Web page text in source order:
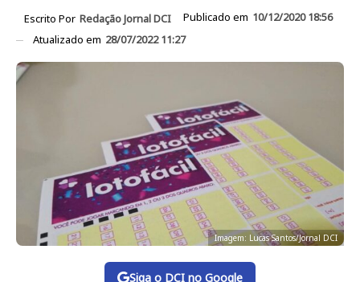
Escrito Por Redação Jornal DCI Publicado em 10/12/2020 18:56
Atualizado em 28/07/2022 11:27
Imagem: Lucas Santos/Jornal DCI
Siga o DCI no Google